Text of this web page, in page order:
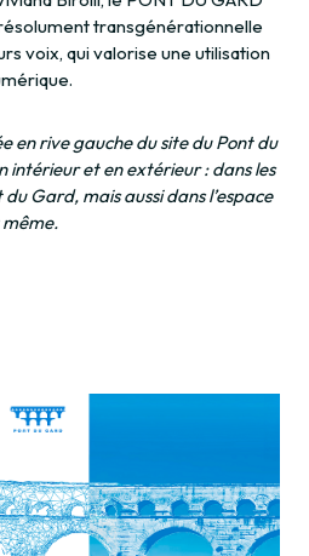
transgénérationnelle
voix, qui valorise une utilisation
en rive gauche du site du Pont du
intérieur et en extérieur : dans les
Gard, mais aussi dans l’espace